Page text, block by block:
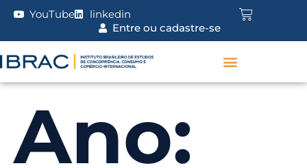
YouTube
linkedin
Entre ou cadastre-se
Ano: